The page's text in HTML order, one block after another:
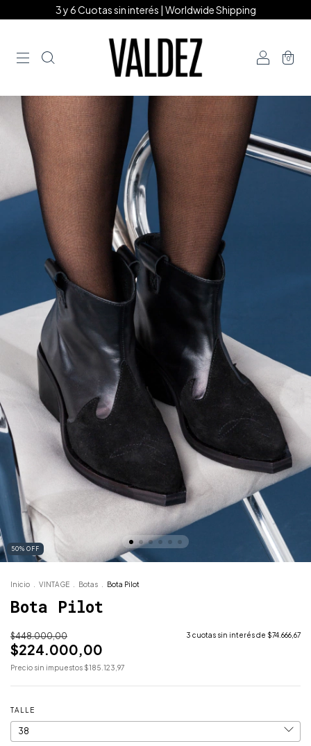
3 y 6 Cuotas sin interés | Worldwide Shipping
0
50% OFF
Inicio VINTAGE Botas Bota Pilot
Bota Pilot
$448.000,00
$224.000,00
3 cuotas sin interés de $74.666,67
Precio sin impuestos $185.123,97
TALLE